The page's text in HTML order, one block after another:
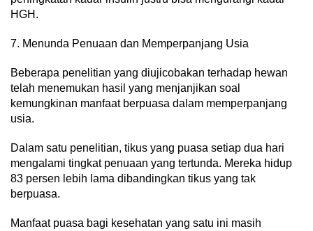
HGH.
7. Menunda Penuaan dan Memperpanjang Usia
Beberapa penelitian yang diujicobakan terhadap hewan
telah menemukan hasil yang menjanjikan soal
kemungkinan manfaat berpuasa dalam memperpanjang
usia.
Dalam satu penelitian, tikus yang puasa setiap dua hari
mengalami tingkat penuaan yang tertunda. Mereka hidup
83 persen lebih lama dibandingkan tikus yang tak
berpuasa.
Manfaat puasa bagi kesehatan yang satu ini masih